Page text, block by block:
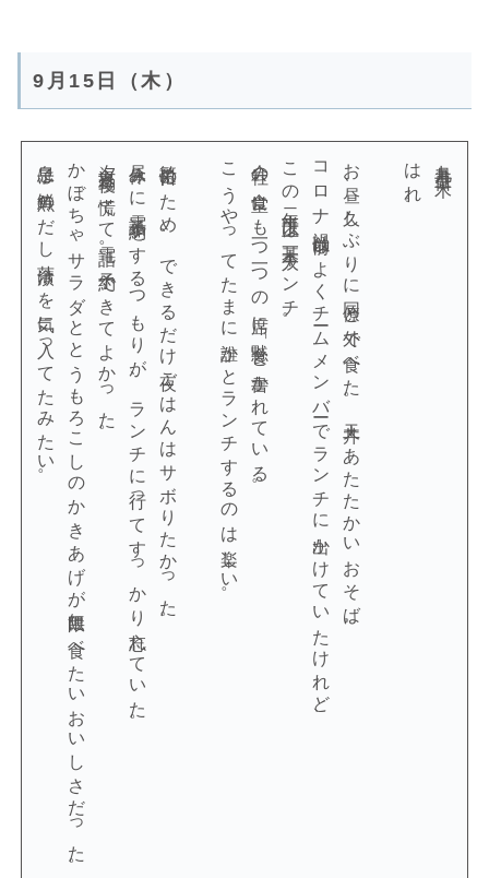
9月15日（木）
九月十五日（木）
はれ。
お昼、久しぶりに同僚と外で食べた。天丼＋あたたかいおそば。
コロナ禍以前はよくチームメンバーでランチに出かけていたけれど、
この二年半以上は基本一人ランチ。
会社の食堂にも一つ一つの席に「黙食」と書かれている。
こうやってたまに誰かとランチするのは楽しい。
繁忙日のため、できるだけ夜ごはんはサボりたかった。
昼休みに電話予約をするつもりが、ランチに行ってすっかり忘れていた。
夕方退勤後、慌てて電話。予約できてよかった。
かぼちゃサラダととうもろこしのかきあげが無限に食べたいおいしさだった。
息子は鮮魚のだし茶漬けを気に入ってたみたい。